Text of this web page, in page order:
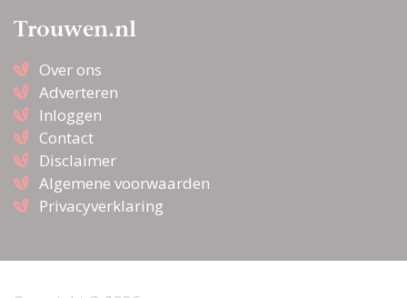
Trouwen.nl
Over ons
Adverteren
Inloggen
Contact
Disclaimer
Algemene voorwaarden
Privacyverklaring